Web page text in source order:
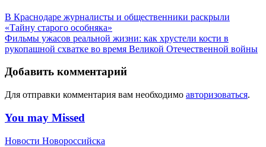
В Краснодаре журналисты и общественники раскрыли
«Тайну старого особняка»
Фильмы ужасов реальной жизни: как хрустели кости в
рукопашной схватке во время Великой Отечественной войны
Добавить комментарий
Для отправки комментария вам необходимо авторизоваться.
You may Missed
Новости Новороссийска